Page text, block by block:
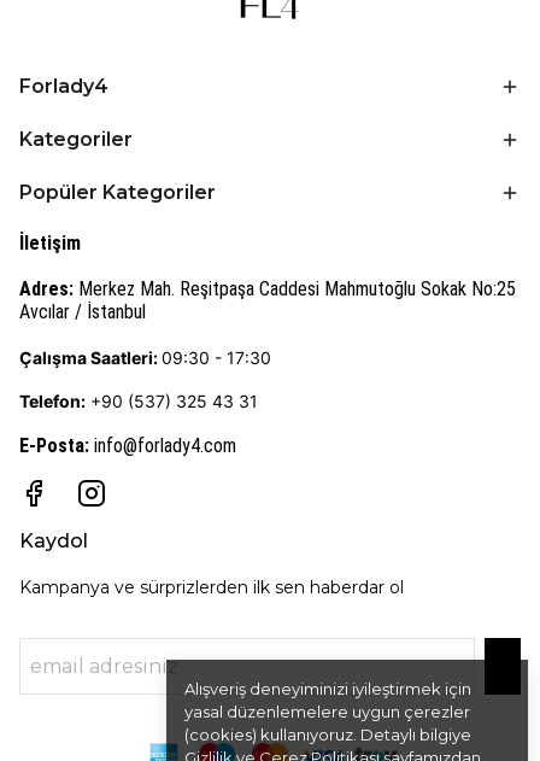
Alışveriş deneyiminizi iyileştirmek için
yasal düzenlemelere uygun çerezler
(cookies) kullanıyoruz. Detaylı bilgiye
Forlady4
Kategoriler
Popüler Kategoriler
İletişim
Adres: Merkez Mah. Reşitpaşa Caddesi Mahmutoğlu Sokak No:25
Avcılar / İstanbul
Çalışma Saatleri:09:30 - 17:30
Telefon: +90 (537) 325 43 31
E-Posta: info@forlady4.com
Kaydol
Kampanya ve sürprizlerden ilk sen haberdar ol